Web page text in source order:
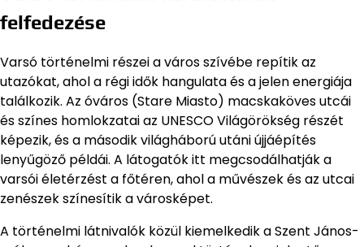
felfedezése
Varsó történelmi részei a város szívébe repítik az
utazókat, ahol a régi idők hangulata és a jelen energiája
találkozik. Az óváros (Stare Miasto) macskaköves utcái
és színes homlokzatai az UNESCO Világörökség részét
képezik, és a második világháború utáni újjáépítés
lenyűgöző példái. A látogatók itt megcsodálhatják a
varsói életérzést a főtéren, ahol a művészek és az utcai
zenészek színesítik a városképet.
A történelmi látnivalók közül kiemelkedik a Szent János-